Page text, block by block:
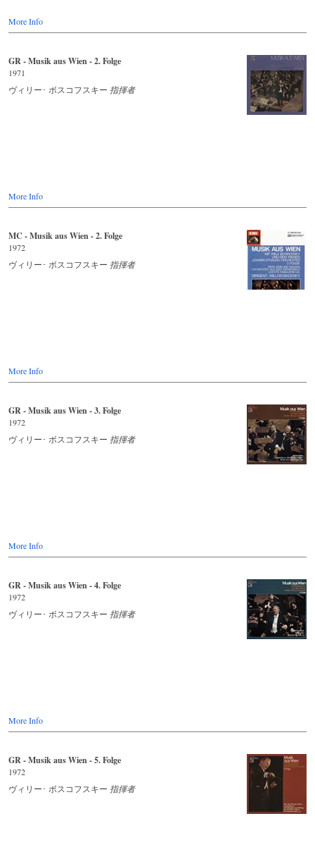
More Info
GR - Musik aus Wien - 2. Folge
1971
ヴィリー･ ボスコフスキー 指揮者
More Info
MC - Musik aus Wien - 2. Folge
1972
ヴィリー･ ボスコフスキー 指揮者
More Info
GR - Musik aus Wien - 3. Folge
1972
ヴィリー･ ボスコフスキー 指揮者
More Info
GR - Musik aus Wien - 4. Folge
1972
ヴィリー･ ボスコフスキー 指揮者
More Info
GR - Musik aus Wien - 5. Folge
1972
ヴィリー･ ボスコフスキー 指揮者